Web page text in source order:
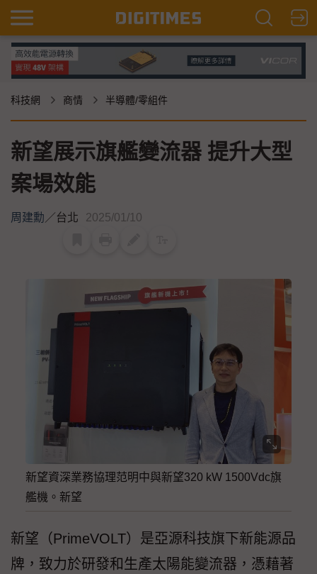
科技網 商情 半導體/零組件
新望展示旗艦變流器 提升大型
案場效能
周建勳／台北 2025/01/10
新望資深業務協理范明中與新望320 kW 1500Vdc旗
艦機。新望
新望（PrimeVOLT）是亞源科技旗下新能源品
牌，致力於研發和生產太陽能變流器，憑藉著